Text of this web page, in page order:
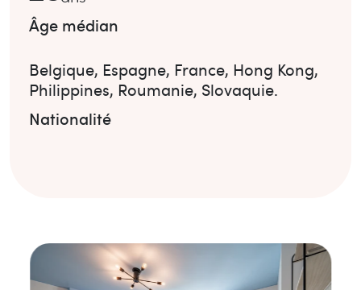
Âge médian
Belgique, Espagne, France, Hong Kong,
Philippines, Roumanie, Slovaquie.
Nationalité